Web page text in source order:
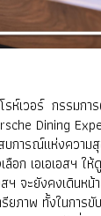
รห์เวอร์ กรรมกา
Dining
บการณ์แห่งความ
อก เอเอเอสฯ ใ
สฯ จะยังคงเดินห
ยภาพ ทั้งในการ